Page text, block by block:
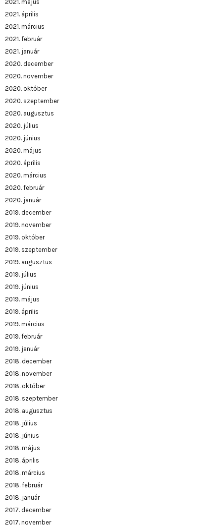
2021. május
2021. április
2021. március
2021. február
2021. január
2020. december
2020. november
2020. október
2020. szeptember
2020. augusztus
2020. július
2020. június
2020. május
2020. április
2020. március
2020. február
2020. január
2019. december
2019. november
2019. október
2019. szeptember
2019. augusztus
2019. július
2019. június
2019. május
2019. április
2019. március
2019. február
2019. január
2018. december
2018. november
2018. október
2018. szeptember
2018. augusztus
2018. július
2018. június
2018. május
2018. április
2018. március
2018. február
2018. január
2017. december
2017. november